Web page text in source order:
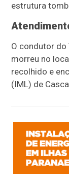
estrutura
O condutor
morreu no
recolhido e
(IML) de